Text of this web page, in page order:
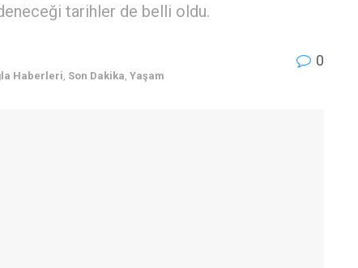
tarihler de belli oldu.
Haberleri Son Dakika Yaşam
0